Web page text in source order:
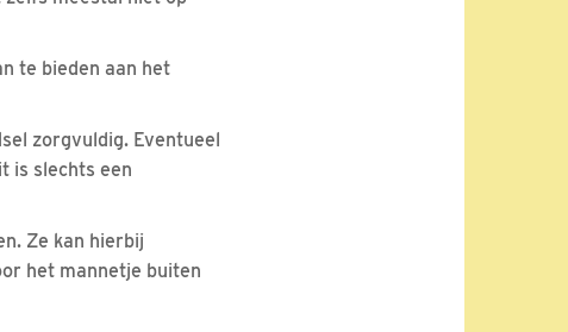
te bieden aan het
zorgvuldig. Eventueel
is slechts een
Ze kan hierbij
het mannetje buiten